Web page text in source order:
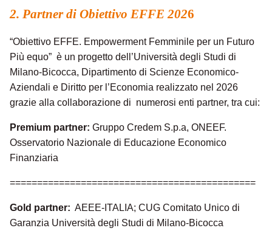
2. Partner di Obiettivo EFFE 2026
“Obiettivo EFFE. Empowerment Femminile per un Futuro
Più equo” è un progetto dell’Università degli Studi di
Milano-Bicocca, Dipartimento di Scienze Economico-
Aziendali e Diritto per l’Economia realizzato nel 2026
grazie alla collaborazione di numerosi enti partner, tra cui:
Premium partner: Gruppo Credem S.p.a, ONEEF.
Osservatorio Nazionale di Educazione Economico
Finanziaria
=============================================
Gold partner: AEEE-ITALIA; CUG Comitato Unico di
Garanzia Università degli Studi di Milano-Bicocca